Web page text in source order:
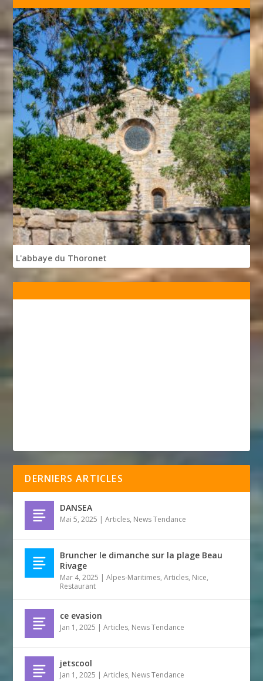
L'abbaye du Thoronet
DERNIERS ARTICLES
DANSEA
Mai 5, 2025 |Articles, News Tendance
Bruncher le dimanche sur la plage Beau
Rivage
Mar 4, 2025 |Alpes-Maritimes,Articles, Nice,
Restaurant
ce evasion
Jan 1, 2025 |Articles, News Tendance
jetscool
Jan 1, 2025 |Articles, News Tendance